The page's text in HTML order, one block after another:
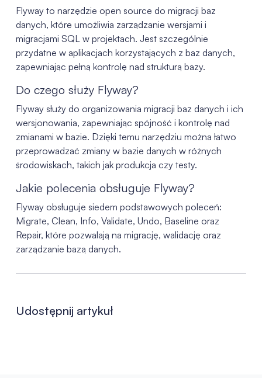
Flyway to narzędzie open source do migracji baz
danych, które umożliwia zarządzanie wersjami i
migracjami SQL w projektach. Jest szczególnie
przydatne w aplikacjach korzystających z baz danych,
zapewniając pełną kontrolę nad strukturą bazy.
Do czego służy Flyway?
Flyway służy do organizowania migracji baz danych i ich
wersjonowania, zapewniając spójność i kontrolę nad
zmianami w bazie. Dzięki temu narzędziu można łatwo
przeprowadzać zmiany w bazie danych w różnych
środowiskach, takich jak produkcja czy testy.
Jakie polecenia obsługuje Flyway?
Flyway obsługuje siedem podstawowych poleceń:
Migrate, Clean, Info, Validate, Undo, Baseline oraz
Repair, które pozwalają na migrację, walidację oraz
zarządzanie bazą danych.
Udostępnij artykuł